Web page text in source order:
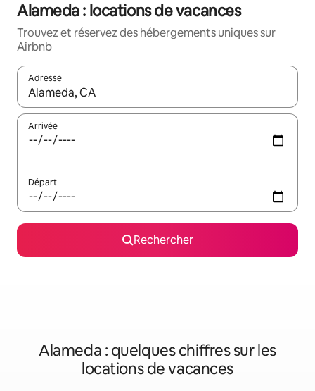
Alameda : locations de vacances
Trouvez et réservez des hébergements uniques sur
Airbnb
Adresse
Lorsque les résultats s'affichent, utilisez les flèches vers le
Arrivée
Départ
Rechercher
Alameda : quelques chiffres sur les
locations de vacances